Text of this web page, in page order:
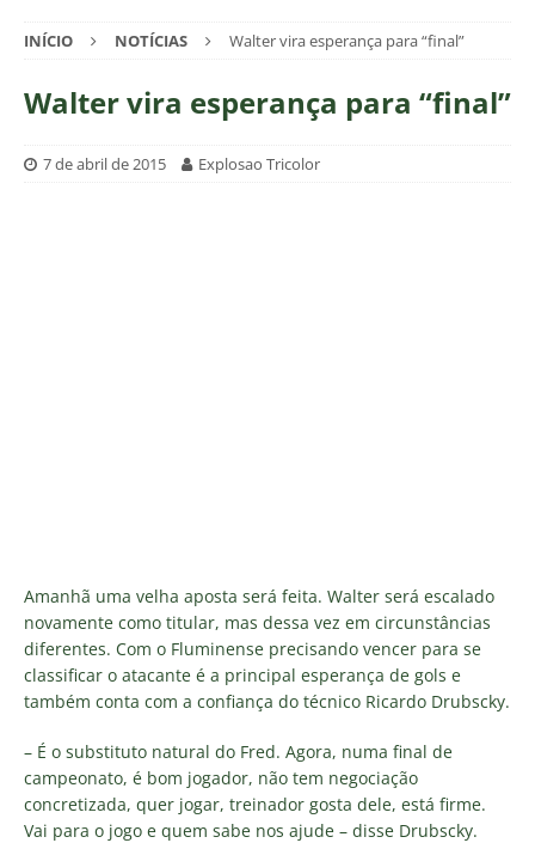
INÍCIO NOTÍCIAS Walter vira esperança para “final”
Walter vira esperança para “final”
7 de abril de 2015 Explosao Tricolor
Amanhã uma velha aposta será feita. Walter será escalado
novamente como titular, mas dessa vez em circunstâncias
diferentes. Com o Fluminense precisando vencer para se
classificar o atacante é a principal esperança de gols e
também conta com a confiança do técnico Ricardo Drubscky.
– É o substituto natural do Fred. Agora, numa final de
campeonato, é bom jogador, não tem negociação
concretizada, quer jogar, treinador gosta dele, está firme.
Vai para o jogo e quem sabe nos ajude – disse Drubscky.